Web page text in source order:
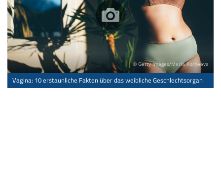
© Getty Images/Maria Korneeva
Vagina: 10 erstaunliche Fakten über das weibliche Geschlechtsorgan